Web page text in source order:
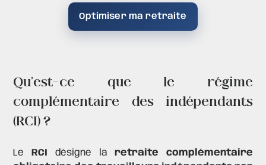
Optimiser ma retraite
Qu’est-ce que le régime
complémentaire des indépendants
(RCI) ?
Le RCI désigne la retraite complémentaire